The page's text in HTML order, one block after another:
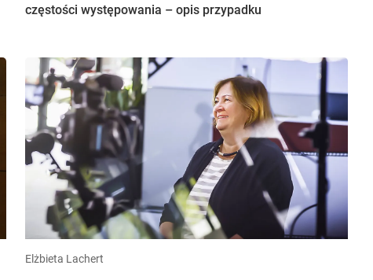
częstości występowania – opis przypadku
Elżbieta Lachert